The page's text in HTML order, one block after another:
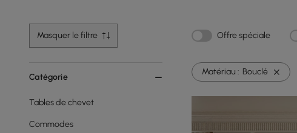
Masquer le filtre Offre spéciale
Catégorie
Tables de chevet
Commodes
Matériau : Bouclé